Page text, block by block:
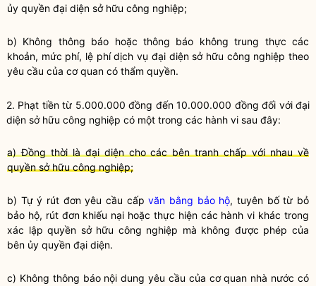
ủy quyền đại diện sở hữu công nghiệp;
b) Không thông báo hoặc thông báo không trung thực các
khoản, mức phí, lệ phí dịch vụ đại diện sở hữu công nghiệp theo
yêu cầu của cơ quan có thẩm quyền.
2. Phạt tiền từ 5.000.000 đồng đến 10.000.000 đồng đối với đại
diện sở hữu công nghiệp có một trong các hành vi sau đây:
a) Đồng thời là đại diện cho các bên tranh chấp với nhau về
quyền sở hữu công nghiệp;
b) Tự ý rút đơn yêu cầu cấpvăn bằng bảo hộ, tuyên bố từ bỏ
bảo hộ, rút đơn khiếu nại hoặc thực hiện các hành vi khác trong
xác lậpquyền sở hữu công nghiệp mà không được phép của
bên ủy quyền đại diện.
c) Không thông báo nội dung yêu cầu của cơ quan nhà nước có